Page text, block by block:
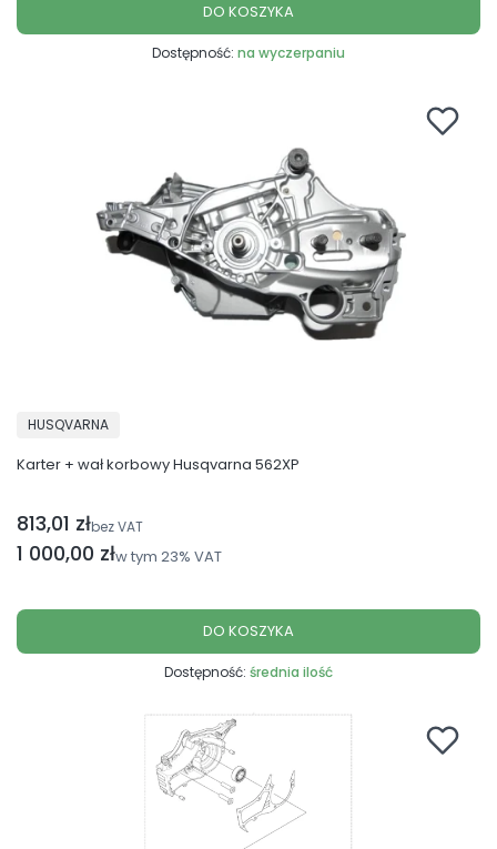
DO KOSZYKA
Dostępność: na wyczerpaniu
Karter + wał korbowy Husqvarna 562XP
PRODUCENT
HUSQVARNA
Cena brutto
1 000,00 złw tym 23% VAT
Cena netto
813,01 złbez VAT
DO KOSZYKA
Dostępność: średnia ilość